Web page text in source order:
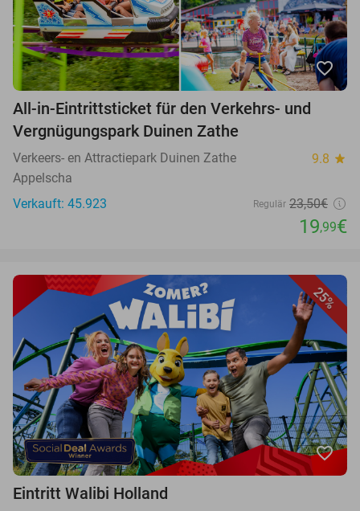
favorite_border
All-in-Eintrittsticket für den Verkehrs- und
Vergnügungspark Duinen Zathe
Verkeers- en Attractiepark Duinen Zathe 9.8 star
Appelscha
Verkauft: 45.923
Regulär 23,50€
19,99€
25%
favorite_border
Eintritt Walibi Holland